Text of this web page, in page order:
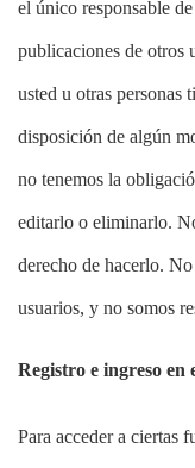
el único responsable
publicaciones de otros
usted u otras personas
disposición de algún
no tenemos la
editarlo o eliminarlo.
derecho de hacerlo.
usuarios, y no somos
Registro e ingreso en
Para acceder a ciertas